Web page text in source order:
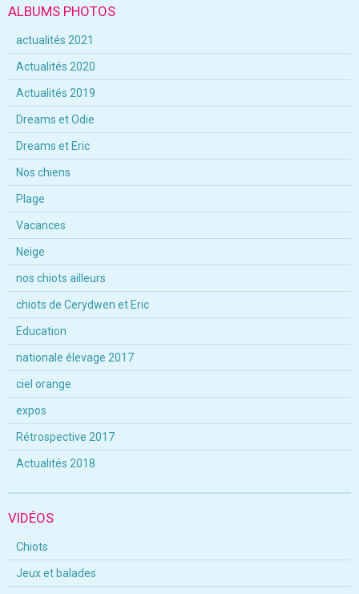
ALBUMS PHOTOS
actualités 2021
Actualités 2020
Actualités 2019
Dreams et Odie
Dreams et Eric
Nos chiens
Plage
Vacances
Neige
nos chiots ailleurs
chiots de Cerydwen et Eric
Education
nationale élevage 2017
ciel orange
expos
Rétrospective 2017
Actualités 2018
VIDÉOS
Chiots
Jeux et balades